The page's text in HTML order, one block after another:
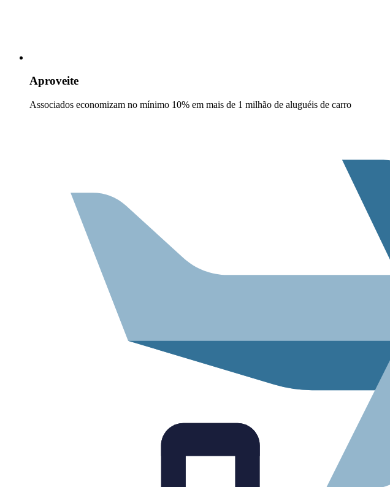
Aproveite
Associados economizam no mínimo 10% em mais de 1 milhão de aluguéis de carro